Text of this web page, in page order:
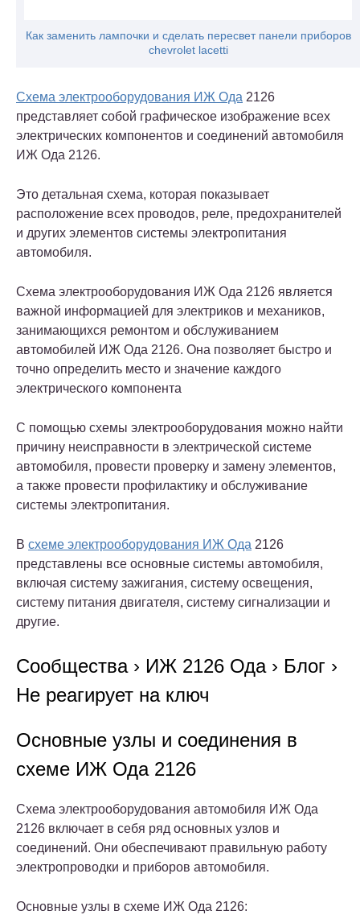
Как заменить лампочки и сделать пересвет панели приборов
chevrolet lacetti
Схема электрооборудования ИЖ Ода 2126
представляет собой графическое изображение всех
электрических компонентов и соединений автомобиля
ИЖ Ода 2126.
Это детальная схема, которая показывает
расположение всех проводов, реле, предохранителей
и других элементов системы электропитания
автомобиля.
Схема электрооборудования ИЖ Ода 2126 является
важной информацией для электриков и механиков,
занимающихся ремонтом и обслуживанием
автомобилей ИЖ Ода 2126. Она позволяет быстро и
точно определить место и значение каждого
электрического компонента
С помощью схемы электрооборудования можно найти
причину неисправности в электрической системе
автомобиля, провести проверку и замену элементов,
а также провести профилактику и обслуживание
системы электропитания.
В схеме электрооборудования ИЖ Ода 2126
представлены все основные системы автомобиля,
включая систему зажигания, систему освещения,
систему питания двигателя, систему сигнализации и
другие.
Сообщества › ИЖ 2126 Ода › Блог ›
Не реагирует на ключ
Основные узлы и соединения в
схеме ИЖ Ода 2126
Схема электрооборудования автомобиля ИЖ Ода
2126 включает в себя ряд основных узлов и
соединений. Они обеспечивают правильную работу
электропроводки и приборов автомобиля.
Основные узлы в схеме ИЖ Ода 2126: